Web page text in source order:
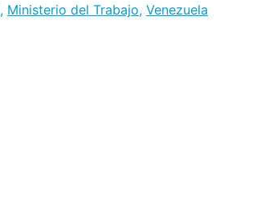
, Ministerio del Trabajo, Venezuela